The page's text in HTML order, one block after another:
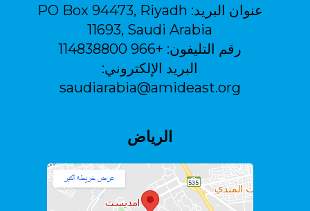
عنوان البريد:PO Box 94473, Riyadh
11693, Saudi Arabia
رقم التليفون:+966 114838800
البريد الإلكتروني:
saudiarabia@amideast.org
الرياض